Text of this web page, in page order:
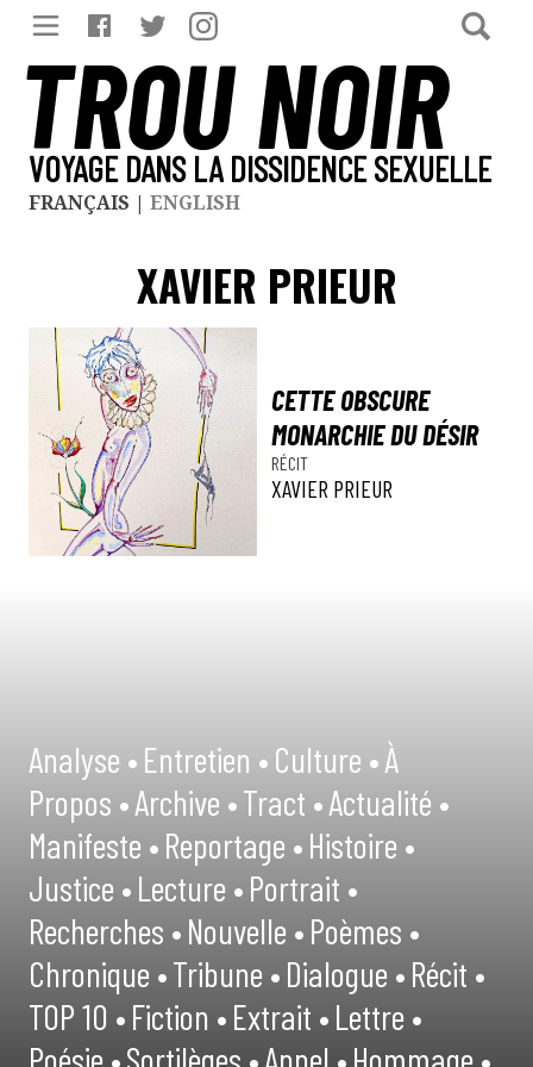
TROU NOIR
VOYAGE DANS LA DISSIDENCE SEXUELLE
FRANÇAIS | ENGLISH
XAVIER PRIEUR
CETTE OBSCURE
MONARCHIE DU DÉSIR
RÉCIT
XAVIER PRIEUR
Analyse •Entretien •Culture •À
Propos •Archive •Tract •Actualité •
Manifeste •Reportage •Histoire •
Justice •Lecture •Portrait •
Recherches •Nouvelle •Poèmes •
Chronique •Tribune •Dialogue •Récit •
TOP 10 •Fiction •Extrait •Lettre •